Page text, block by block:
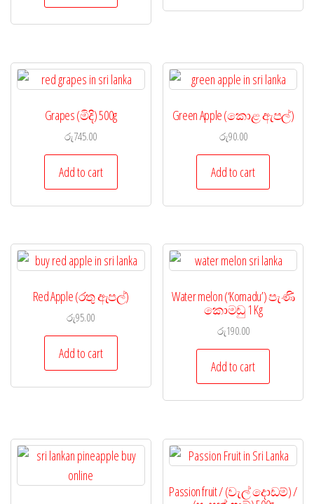
Grapes (මිදි) 500g
රු745.00
Add to cart
Green Apple (කොළ ඇපල්)
රු90.00
Add to cart
Red Apple (රතු ඇපල්)
රු95.00
Add to cart
Water melon (‘Komadu’) පැණි
කොමඩු 1 Kg
රු190.00
Add to cart
Passion fruit / (වැල් දොඩම්) /